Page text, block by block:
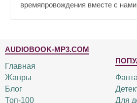
времяпровождения вместе с
AUDIOBOOK-MP3.COM
Главная
Жанры
Блог
Топ-100
Для